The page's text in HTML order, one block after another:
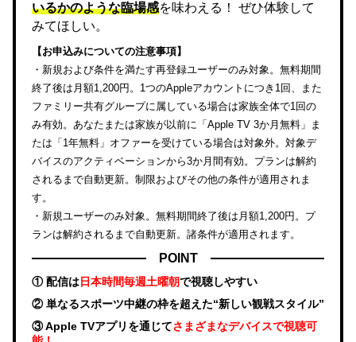
いるかのような臨場感を味わえる！ ぜひ体験して
みてほしい。
【お申込みについての注意事項】
・新規および条件を満たす再登録ユーザーのみ対象。無料期間
終了後は月額1,200円。1つのAppleアカウントにつき1回、また
ファミリー共有グループに属している場合は家族全体で1回の
み有効。あなたまたは家族が以前に「Apple TV 3か月無料」ま
たは「1年無料」オファーを受けている場合は対象外。対象デ
バイスのアクティベーションから3か月間有効。プランは解約
されるまで自動更新。制限およびその他の条件が適用されま
す。
・新規ユーザーのみ対象。無料期間終了後は月額1,200円。プ
ランは解約されるまで自動更新。諸条件が適用されます。
POINT
① 配信は日本時間毎週土曜朝で視聴しやすい
② 単なるスポーツ中継の枠を超えた“新しい観戦スタイル”
③ Apple TVアプリを通じてさまざまなデバイスで視聴可